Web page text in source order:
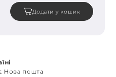
Додати у кошик
Нова пошта